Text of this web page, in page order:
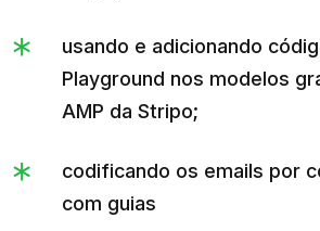
usando e adicionando
Playground nos modelos
AMP da Stripo;
codificando os emails por
com guias